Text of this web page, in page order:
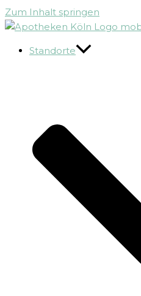
Zum Inhalt springen
Standorte